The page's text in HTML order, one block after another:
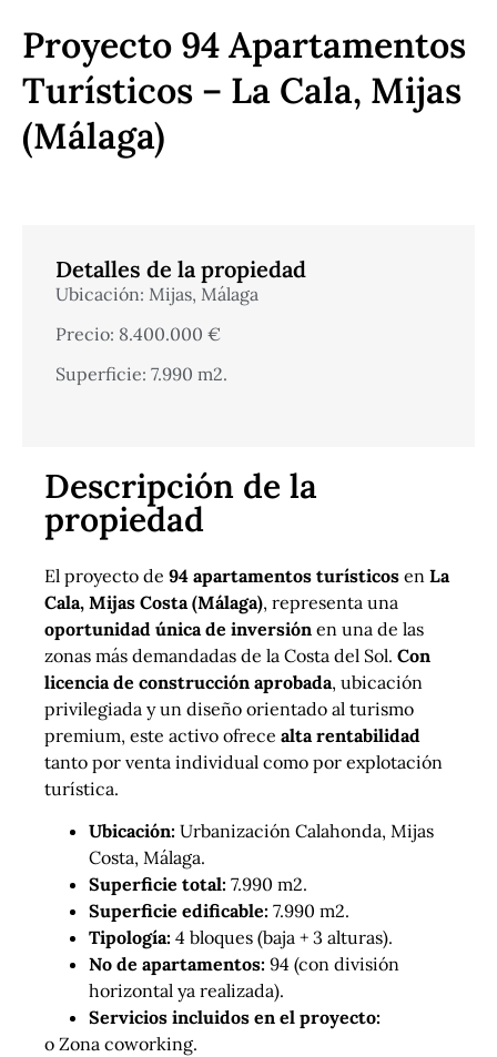
Proyecto 94 Apartamentos
Turísticos – La Cala, Mijas
(Málaga)
Detalles de la propiedad
Ubicación: Mijas, Málaga
Precio: 8.400.000 €
Superficie: 7.990 m2.
Descripción de la
propiedad
El proyecto de 94 apartamentos turísticos en La
Cala, Mijas Costa (Málaga), representa una
oportunidad única de inversión en una de las
zonas más demandadas de la Costa del Sol. Con
licencia de construcción aprobada, ubicación
privilegiada y un diseño orientado al turismo
premium, este activo ofrece alta rentabilidad
tanto por venta individual como por explotación
turística.
Ubicación: Urbanización Calahonda, Mijas
Costa, Málaga.
Superficie total: 7.990 m2.
Superficie edificable: 7.990 m2.
Tipología: 4 bloques (baja + 3 alturas).
No de apartamentos: 94 (con división
horizontal ya realizada).
Servicios incluidos en el proyecto:
o Zona coworking.